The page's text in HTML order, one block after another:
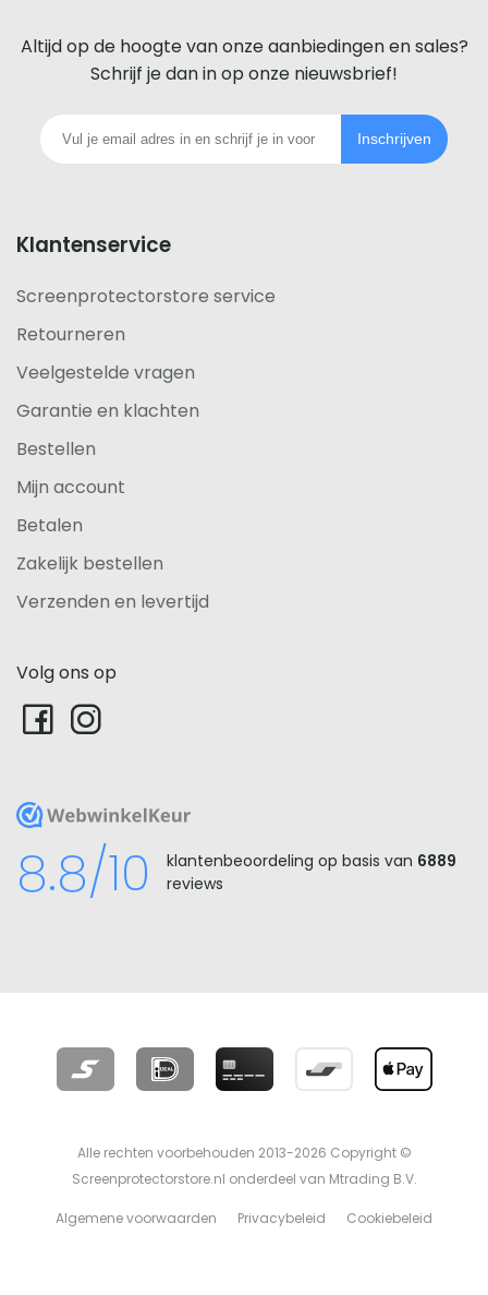
voor
iedere
telefoon
Altijd op de hoogte van onze aanbiedingen en sales?
Schrijf je dan in op onze nieuwsbrief!
Inschrijven
Klantenservice
Screenprotectorstore service
Retourneren
Veelgestelde vragen
Garantie en klachten
Bestellen
Mijn account
Betalen
Zakelijk bestellen
Verzenden en levertijd
Volg ons op
WebwinkelKeur
8.8/10 klantenbeoordeling op basis van 6889
reviews
Alle rechten voorbehouden 2013-2026 Copyright ©
Screenprotectorstore.nl onderdeel van Mtrading B.V.
Algemene voorwaarden Privacybeleid Cookiebeleid